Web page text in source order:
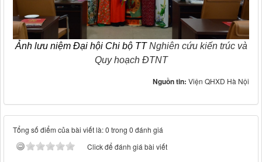
Ảnh lưu niệm Đại hội Chi bộ TTNghiên cứu kiến trúc và
Quy hoạch ĐTNT
Nguồn tin: Viện QHXD Hà Nội
Tổng số điểm của bài viết là: 0 trong 0 đánh giá
Click để đánh giá bài viết